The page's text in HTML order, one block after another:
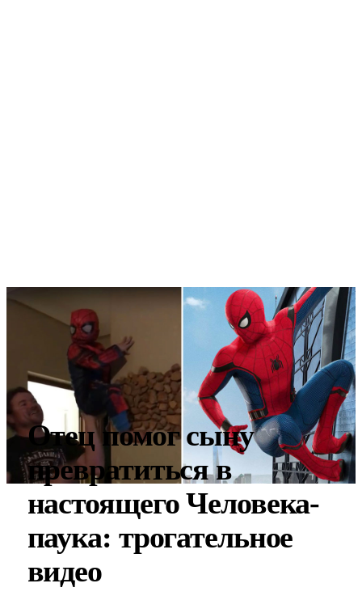
Отец помог сыну
превратиться в
настоящего Человека-
паука: трогательное
видео